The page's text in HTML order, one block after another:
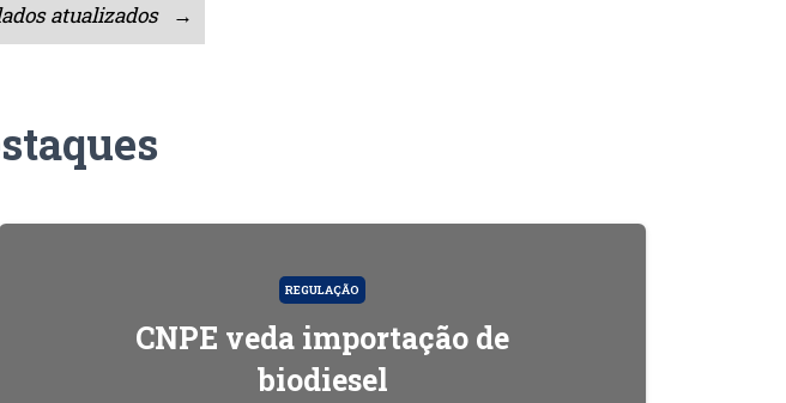
atualizados →
REGULAÇÃO
CNPE veda importação de
biodiesel